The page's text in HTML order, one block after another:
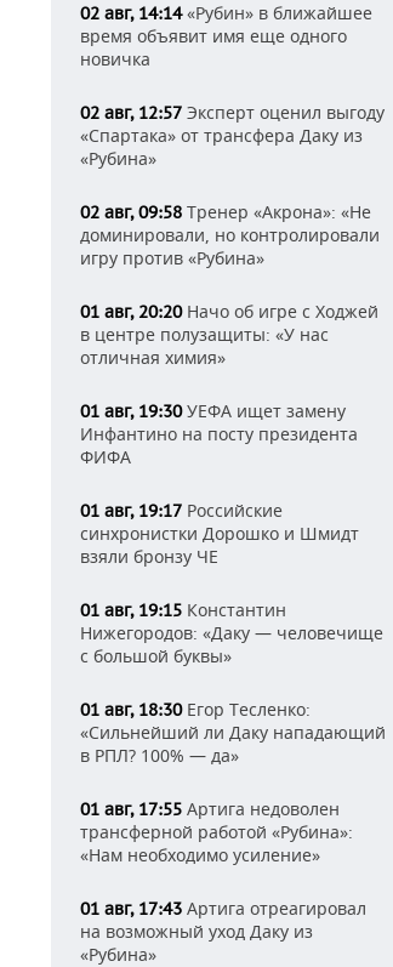
02 авг, 14:14«Рубин» в ближайшее
время объявит имя еще одного
новичка
02 авг, 12:57 Эксперт оценил выгоду
«Спартака» от трансфера Даку из
«Рубина»
02 авг, 09:58 Тренер «Акрона»: «Не
доминировали, но контролировали
игру против «Рубина»
01 авг, 20:20Начо об игре с Ходжей
в центре полузащиты: «У нас
отличная химия»
01 авг, 19:30УЕФА ищет замену
Инфантино на посту президента
ФИФА
01 авг, 19:17 Российские
синхронистки Дорошко и Шмидт
взяли бронзу ЧЕ
01 авг, 19:15 Константин
Нижегородов: «Даку — человечище
с большой буквы»
01 авг, 18:30Егор Тесленко:
«Сильнейший ли Даку нападающий
в РПЛ? 100% — да»
01 авг, 17:55 Артига недоволен
трансферной работой «Рубина»:
«Нам необходимо усиление»
01 авг, 17:43 Артига отреагировал
на возможный уход Даку из
«Рубина»